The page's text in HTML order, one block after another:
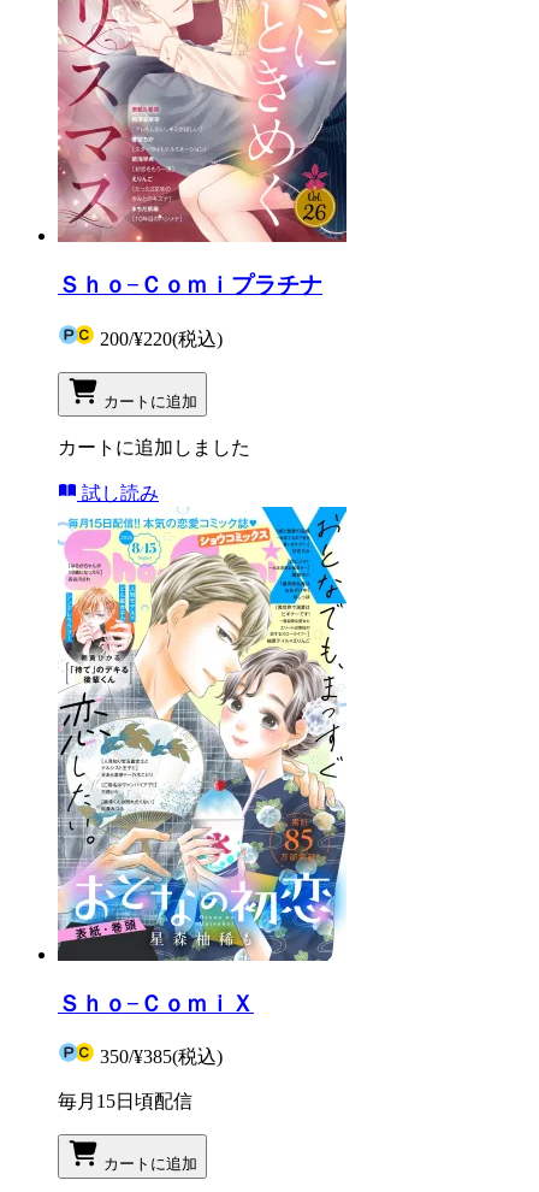
Ｓｈｏ−Ｃｏｍｉプラチナ
200/¥220(税込)
カートに追加
カートに追加しました
試し読み
Ｓｈｏ−ＣｏｍｉＸ
350/¥385(税込)
毎月15日頃配信
カートに追加